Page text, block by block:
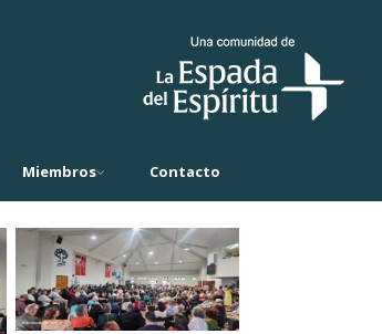
Miembros Contacto